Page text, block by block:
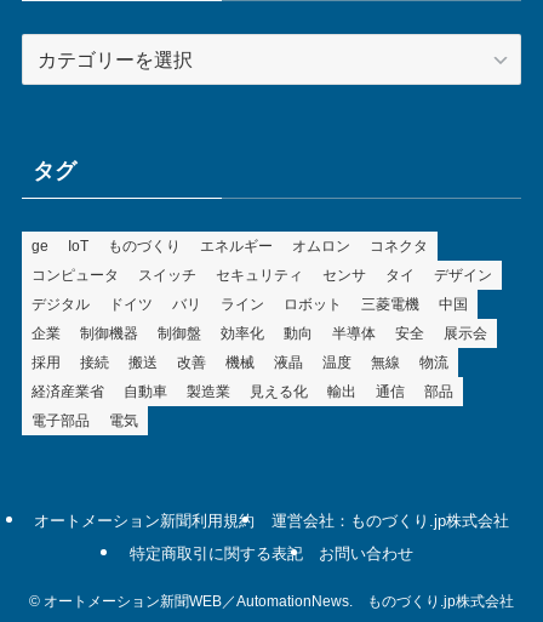
テ
ータグ
ge IoT ものづくり エネルギー オムロン
コネクタ
コンピュータ
スイッチ セキュリティ センサ タイ
デザイン
デジタル
ドイツ バリ ライン ロボット 三菱電機
中国
企業
制御機器 制御盤 効率化 動向 半導体 安全
展示会
採用
接続 搬送 改善 機械 液晶 温度 無線
物流
経済産業省
自動車 製造業 見える化 輸出 通信
部品
電子部品
電気
オートメーション新聞利用規約
運営会社：ものづくり.jp株式会社
特定商取引に関する表記
お問い合わせ
© オートメーション新聞WEB／AutomationNews. ものづくり.jp株式会社